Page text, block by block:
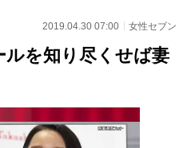
2019.04.30 07:00 女性セブン
を知り尽くせば妻